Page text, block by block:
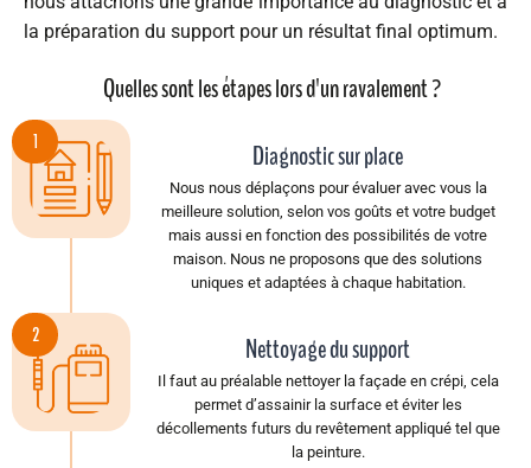
la préparation du support pour un résultat final optimum.
Quelles sont les étapes lors d'un ravalement ?
1 Diagnostic sur place
Nous nous déplaçons pour évaluer avec vous la
meilleure solution, selon vos goûts et votre budget
mais aussi en fonction des possibilités de votre
maison. Nous ne proposons que des solutions
uniques et adaptées à chaque habitation.
2 Nettoyage du support​
Il faut au préalable nettoyer la façade en crépi, cela
permet d’assainir la surface et éviter les
décollements futurs du revêtement appliqué tel que
la peinture.